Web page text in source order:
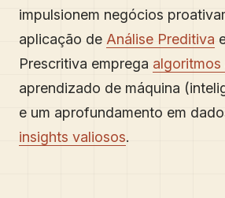
impulsionem negócios
aplicação de Análise Preditiva
Prescritiva emprega
aprendizado de máquina
e um aprofundamento em
insights valiosos.